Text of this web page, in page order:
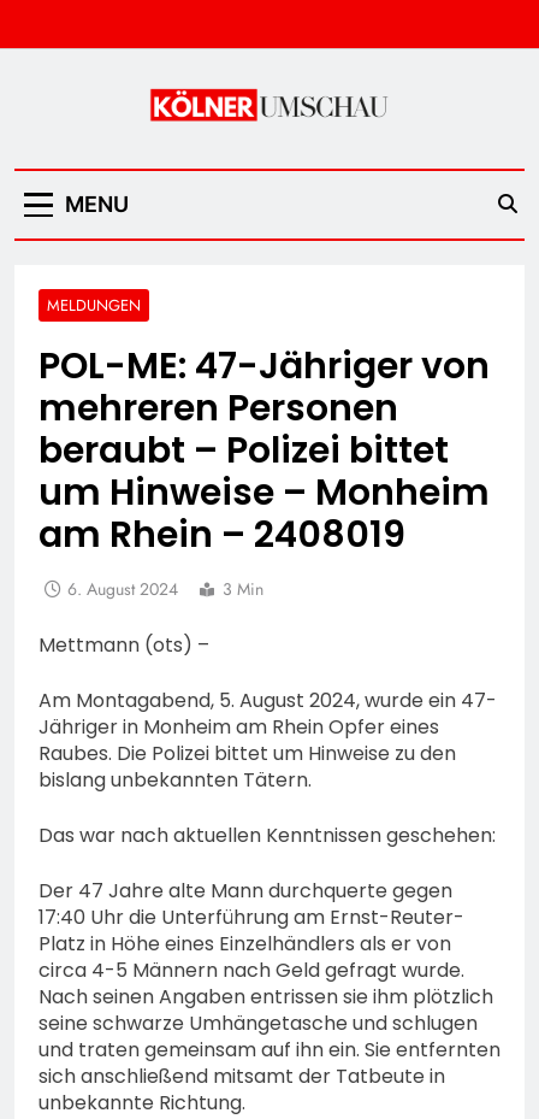
to
Kölner Umschau
MENU
MELDUNGEN
POL-ME: 47-Jähriger von
mehreren Personen
beraubt – Polizei bittet
um Hinweise – Monheim
am Rhein – 2408019
6. August 2024 3 Min
Mettmann (ots) –
Am Montagabend, 5. August 2024, wurde ein 47-
Jähriger in Monheim am Rhein Opfer eines
Raubes. Die Polizei bittet um Hinweise zu den
bislang unbekannten Tätern.
Das war nach aktuellen Kenntnissen geschehen:
Der 47 Jahre alte Mann durchquerte gegen
17:40 Uhr die Unterführung am Ernst-Reuter-
Platz in Höhe eines Einzelhändlers als er von
circa 4-5 Männern nach Geld gefragt wurde.
Nach seinen Angaben entrissen sie ihm plötzlich
seine schwarze Umhängetasche und schlugen
und traten gemeinsam auf ihn ein. Sie entfernten
sich anschließend mitsamt der Tatbeute in
unbekannte Richtung.